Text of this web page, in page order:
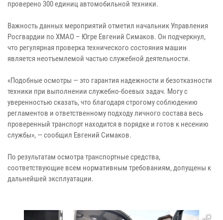
проверено 300 единиц автомобильной техники.
Важность данных мероприятий отметил начальник Управления
Росгвардии по ХМАО – Югре Евгений Симаков. Он подчеркнул,
что регулярная проверка технического состояния машин
является неотъемлемой частью служебной деятельности.
«Подобные осмотры — это гарантия надежности и безотказности
техники при выполнении служебно-боевых задач. Могу с
уверенностью сказать, что благодаря строгому соблюдению
регламентов и ответственному подходу личного состава весь
проверенный транспорт находится в порядке и готов к несению
службы», — сообщил Евгений Симаков.
По результатам осмотра транспортные средства,
соответствующие всем нормативным требованиям, допущены к
дальнейшей эксплуатации.